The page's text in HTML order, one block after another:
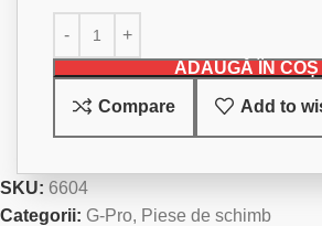
ADAUGĂ ÎN COȘ
Compare Add to
SKU: 6604
Categorii: G-Pro, Piese de schimb